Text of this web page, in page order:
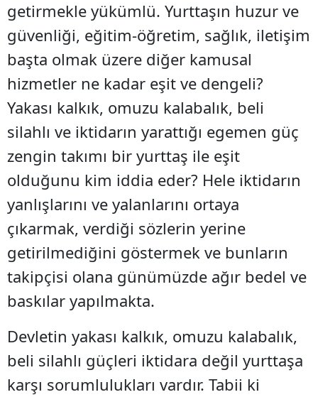
getirmekle yükümlü. Yurttaşın huzur ve
güvenliği, eğitim-öğretim, sağlık, iletişim
başta olmak üzere diğer kamusal
hizmetler ne kadar eşit ve dengeli?
Yakası kalkık, omuzu kalabalık, beli
silahlı ve iktidarın yarattığı egemen güç
zengin takımı bir yurttaş ile eşit
olduğunu kim iddia eder? Hele iktidarın
yanlışlarını ve yalanlarını ortaya
çıkarmak, verdiği sözlerin yerine
getirilmediğini göstermek ve bunların
takipçisi olana günümüzde ağır bedel ve
baskılar yapılmakta.
Devletin yakası kalkık, omuzu kalabalık,
beli silahlı güçleri iktidara değil yurttaşa
karşı sorumlulukları vardır. Tabii ki